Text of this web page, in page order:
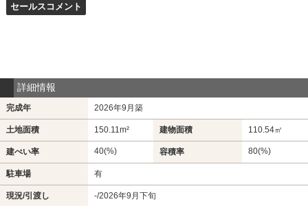
セールスコメント
詳細情報
完成年 2026年9月築
土地面積 150.11m² 建物面積 110.54㎡
建ぺい率 40(%) 容積率 80(%)
駐車場 有
現況/引渡し -/2026年9月下旬